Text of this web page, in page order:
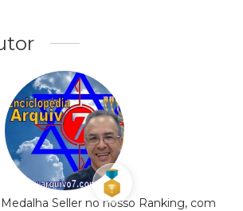
Seller no nosso Ranking, com